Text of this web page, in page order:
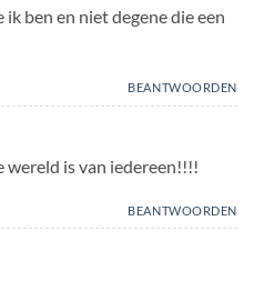
ben en niet degene die een
BEANTWOORDEN
wereld is van iedereen!!!!
BEANTWOORDEN